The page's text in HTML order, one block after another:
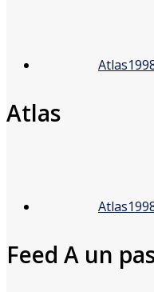
Atlas
Feed A un